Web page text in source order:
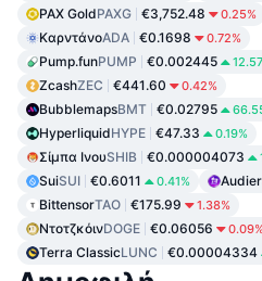
PAX GoldPAXG €3,752.48 0.25%
ΚαρντάνοADA €0.1698 0.72%
Pump.funPUMP €0.002445
ZcashZEC €441.60 0.42%
BubblemapsBMT €0.02795
HyperliquidHYPE €47.33 0.19%
Σίμπα ΙνουSHIB €0.000004073
SuiSUI €0.6011 0.41%
BittensorTAO €175.99 1.38%
ΝτοτζκόινDOGE €0.06056
Terra ClassicLUNC €0.00004334